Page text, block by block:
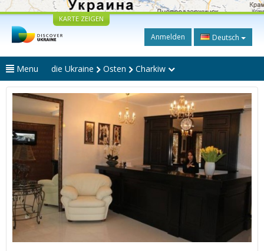
KARTE ZEIGEN
Anmelden Deutsch
Menu die Ukraine Osten Charkiw